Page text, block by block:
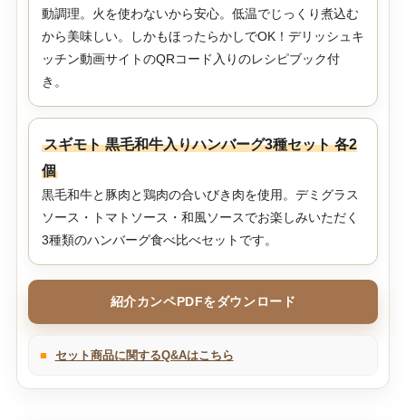
動調理。火を使わないから安心。低温でじっくり煮込む
から美味しい。しかもほったらかしでOK！デリッシュキ
ッチン動画サイトのQRコード入りのレシピブック付
き。
スギモト 黒毛和牛入りハンバーグ3種セット 各2
個
黒毛和牛と豚肉と鶏肉の合いびき肉を使用。デミグラス
ソース・トマトソース・和風ソースでお楽しみいただく
3種類のハンバーグ食べ比べセットです。
紹介カンペPDFをダウンロード
■ セット商品に関するQ&Aはこちら